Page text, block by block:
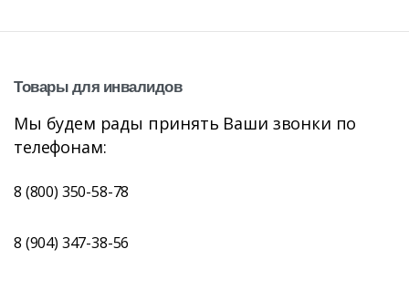
Товарыдля инвалидов
Мы будем рады принять Ваши звонки по
телефонам:
8 (800) 350-58-78
8 (904) 347-38-56